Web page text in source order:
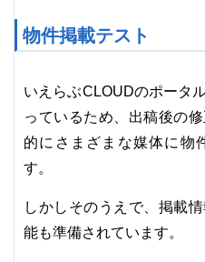
物件掲載テスト
いえらぶCLOUDのポータ
っているため、出稿後の
的にさまざまな媒体に物
す。
しかしそのうえで、掲載
能も準備されています。